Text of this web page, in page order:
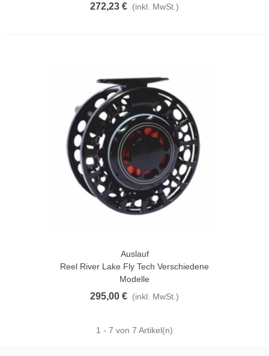
272,23 € (inkl. MwSt.)
Auslauf
Reel River Lake Fly Tech Verschiedene
Modelle
295,00 € (inkl. MwSt.)
1 - 7 von 7 Artikel(n)